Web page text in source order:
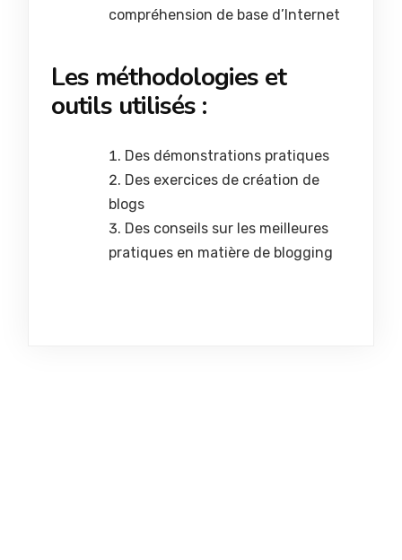
compréhension de base d’Internet
Les méthodologies et
outils utilisés :
Des démonstrations pratiques
Des exercices de création de
blogs
Des conseils sur les meilleures
pratiques en matière de blogging